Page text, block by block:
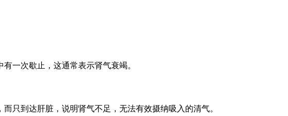
一次歇止，这通常表示肾气衰竭。
只到达肝脏，说明肾气不足，无法有效摄纳吸入的清气。